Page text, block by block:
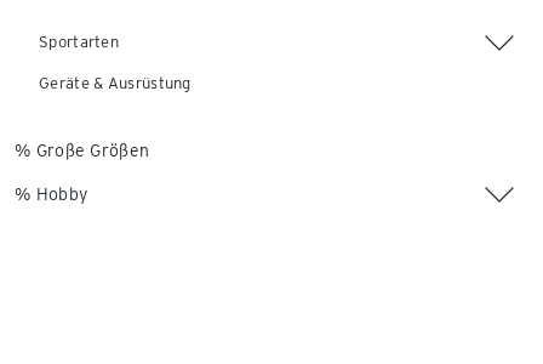
Sportarten
Geräte & Ausrüstung
% Große Größen
% Hobby